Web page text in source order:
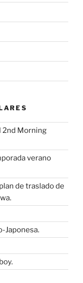
2nd Morning
verano
de traslado de
Japonesa.